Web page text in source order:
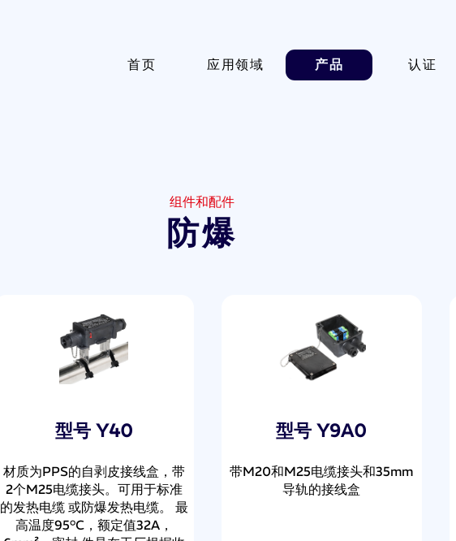
首页 应用领域 产品 认证
组件和配件
防爆
型号 Y40
材质为PPS的自剥皮接线盒，带
2个M25电缆接头。可用于标准
的发热电缆 或防爆发热电缆。 最
高温度95°C，额定值32A，
型号 Y9A0
带M20和M25电缆接头和35mm
导轨的接线盒